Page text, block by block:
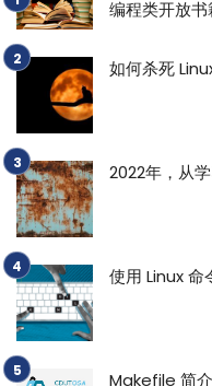
编程类开放
如何杀死
2022年，从
使用 Linux
Makefile 简介